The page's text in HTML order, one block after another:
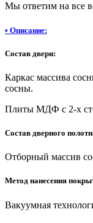
Мы ответим на все
• Описание:
Состав двери:
Каркас массива
сосны.
Плиты МДФ с 2-х
Состав дверного
Отборный массив
Метод нанесения
Вакуумная